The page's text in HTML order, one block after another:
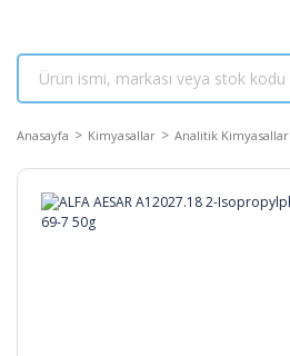
Anasayfa Kimyasallar Analitik Kimyasallar